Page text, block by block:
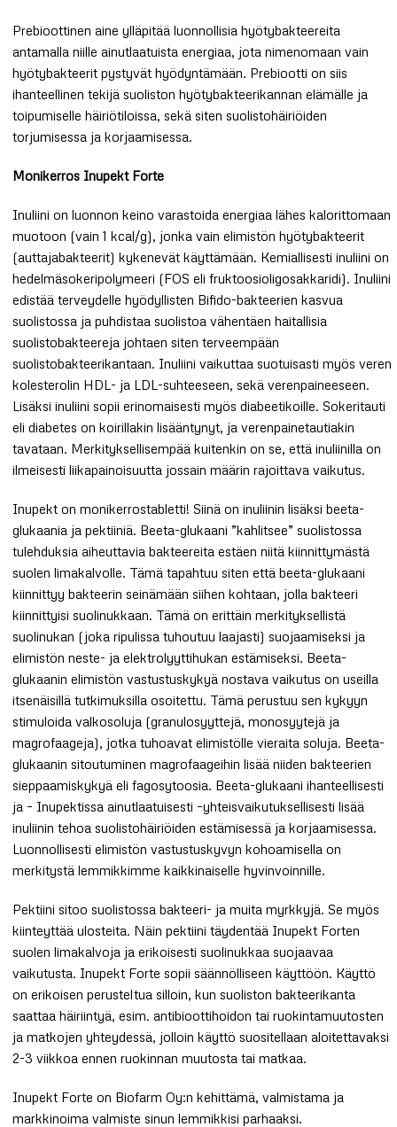
Prebioottinen aine ylläpitää luonnollisia hyötybakteereita
antamalla niille ainutlaatuista energiaa, jota nimenomaan vain
hyötybakteerit pystyvät hyödyntämään. Prebiootti on siis
ihanteellinen tekijä suoliston hyötybakteerikannan elämälle ja
toipumiselle häiriötiloissa, sekä siten suolistohäiriöiden
torjumisessa ja korjaamisessa.
Monikerros Inupekt Forte
Inuliini on luonnon keino varastoida energiaa lähes kalorittomaan
muotoon (vain 1 kcal/g), jonka vain elimistön hyötybakteerit
(auttajabakteerit) kykenevät käyttämään. Kemiallisesti inuliini on
hedelmäsokeripolymeeri (FOS eli fruktoosioligosakkaridi). Inuliini
edistää terveydelle hyödyllisten Bifido-bakteerien kasvua
suolistossa ja puhdistaa suolistoa vähentäen haitallisia
suolistobakteereja johtaen siten terveempään
suolistobakteerikantaan. Inuliini vaikuttaa suotuisasti myös veren
kolesterolin HDL- ja LDL-suhteeseen, sekä verenpaineeseen.
Lisäksi inuliini sopii erinomaisesti myös diabeetikoille. Sokeritauti
eli diabetes on koirillakin lisääntynyt, ja verenpainetautiakin
tavataan. Merkityksellisempää kuitenkin on se, että inuliinilla on
ilmeisesti liikapainoisuutta jossain määrin rajoittava vaikutus.
Inupekt on monikerrostabletti! Siinä on inuliinin lisäksi beeta-
glukaania ja pektiiniä. Beeta-glukaani ”kahlitsee” suolistossa
tulehduksia aiheuttavia bakteereita estäen niitä kiinnittymästä
suolen limakalvolle. Tämä tapahtuu siten että beeta-glukaani
kiinnittyy bakteerin seinämään siihen kohtaan, jolla bakteeri
kiinnittyisi suolinukkaan. Tämä on erittäin merkityksellistä
suolinukan (joka ripulissa tuhoutuu laajasti) suojaamiseksi ja
elimistön neste- ja elektrolyyttihukan estämiseksi. Beeta-
glukaanin elimistön vastustuskykyä nostava vaikutus on useilla
itsenäisillä tutkimuksilla osoitettu. Tämä perustuu sen kykyyn
stimuloida valkosoluja (granulosyyttejä, monosyytejä ja
magrofaageja), jotka tuhoavat elimistölle vieraita soluja. Beeta-
glukaanin sitoutuminen magrofaageihin lisää niiden bakteerien
sieppaamiskykyä eli fagosytoosia. Beeta-glukaani ihanteellisesti
ja – Inupektissa ainutlaatuisesti –yhteisvaikutuksellisesti lisää
inuliinin tehoa suolistohäiriöiden estämisessä ja korjaamisessa.
Luonnollisesti elimistön vastustuskyvyn kohoamisella on
merkitystä lemmikkimme kaikkinaiselle hyvinvoinnille.
Pektiini sitoo suolistossa bakteeri- ja muita myrkkyjä. Se myös
kiinteyttää ulosteita. Näin pektiini täydentää Inupekt Forten
suolen limakalvoja ja erikoisesti suolinukkaa suojaavaa
vaikutusta. Inupekt Forte sopii säännölliseen käyttöön. Käyttö
on erikoisen perusteltua silloin, kun suoliston bakteerikanta
saattaa häiriintyä, esim. antibioottihoidon tai ruokintamuutosten
ja matkojen yhteydessä, jolloin käyttö suositellaan aloitettavaksi
2-3 viikkoa ennen ruokinnan muutosta tai matkaa.
Inupekt Forte on Biofarm Oy:n kehittämä, valmistama ja
markkinoima valmiste sinun lemmikkisi parhaaksi.